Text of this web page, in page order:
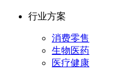
行业方案
消费零售
生物医药
医疗健康